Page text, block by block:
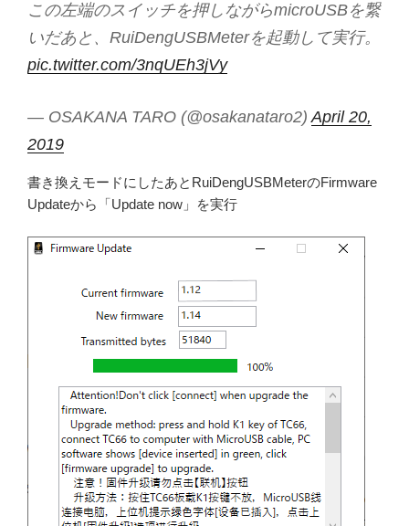
この左端のスイッチを押しながらmicroUSBを繋
いだあと、RuiDengUSBMeterを起動して実行。
pic.twitter.com/3nqUEh3jVy
— OSAKANA TARO (@osakanataro2)April 20,
2019
書き換えモードにしたあとRuiDengUSBMeterのFirmware
Updateから「Update now」を実行